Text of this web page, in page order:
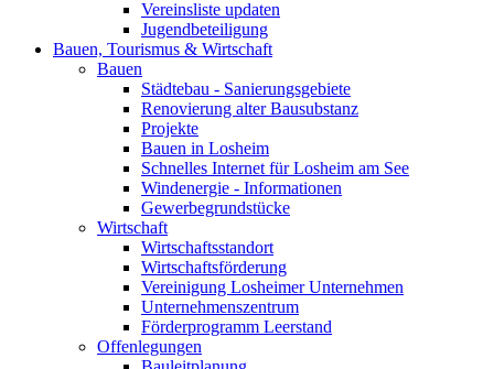
Vereinsliste updaten
Jugendbeteiligung
Bauen, Tourismus & Wirtschaft
Bauen
Städtebau - Sanierungsgebiete
Renovierung alter Bausubstanz
Projekte
Bauen in Losheim
Schnelles Internet für Losheim am See
Windenergie - Informationen
Gewerbegrundstücke
Wirtschaft
Wirtschaftsstandort
Wirtschaftsförderung
Vereinigung Losheimer Unternehmen
Unternehmenszentrum
Förderprogramm Leerstand
Offenlegungen